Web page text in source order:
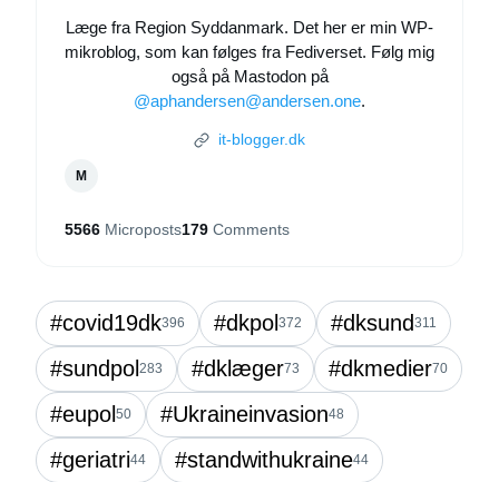
Læge fra Region Syddanmark. Det her er min WP-
mikroblog, som kan følges fra Fediverset. Følg mig
også på Mastodon på
@aphandersen@andersen.one.
it-blogger.dk
M
5566 Microposts179 Comments
#covid19dk396 #dkpol372 #dksund311
#sundpol283 #dklæger73 #dkmedier70
#eupol50 #Ukraineinvasion48
#geriatri44 #standwithukraine44